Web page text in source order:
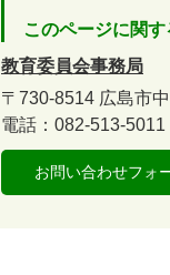
このページに関
教育委員会事務局
〒730-8514 広島市
電話：082-513-5011
お問い合わせフォ